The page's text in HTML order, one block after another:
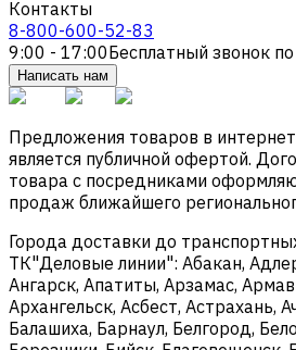
Контакты
8-800-600-52-83
9:00 - 17:00Бесплатный звонок
Написать нам
Предложения товаров в
является публичной офертой.
товара с посредниками
продаж ближайшего
Города доставки до
ТК"Деловые линии": Абакан,
Ангарск, Апатиты, Арзамас,
Архангельск, Асбест, Астрахань,
Балашиха, Барнаул, Белгород,